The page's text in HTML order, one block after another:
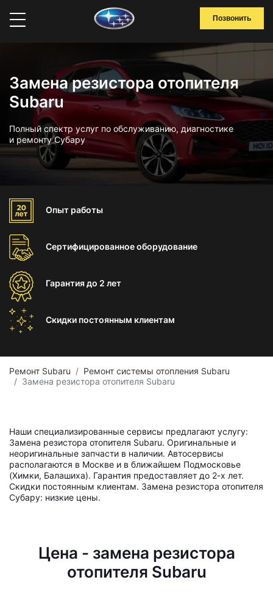
Позвонить
Замена резистора отопителя
Subaru
Полный спектр услуг по обслуживанию, диагностике
и ремонту Субару
Опыт работы
Сертифицированноеоборудование
Гарантиядо 2 лет
Скидки постоянным клиентам
Ремонт Subaru
Ремонт системы отопления Subaru
Замена резистора отопителя Subaru
Наши специализированные сервисы предлагают услугу:
Замена резистора отопителя Subaru. Оригинальные и
неоригинальные запчасти в наличии. Автосервисы
располагаются в Москве и в ближайшем Подмосковье
(Химки, Балашиха). Гарантия предоставляет до 2-х лет.
Скидки постоянным клиентам. Замена резистора отопителя
Субару: низкие цены.
Цена - замена резистора
отопителя Subaru